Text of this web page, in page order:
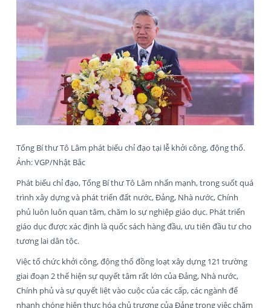
Tổng Bí thư Tô Lâm phát biểu chỉ đạo tại lễ khởi công, động thổ.
Ảnh: VGP/Nhật Bắc
Phát biểu chỉ đạo, Tổng Bí thư Tô Lâm nhấn mạnh, trong suốt quá
trình xây dựng và phát triển đất nước, Đảng, Nhà nước, Chính
phủ luôn luôn quan tâm, chăm lo sự nghiệp giáo dục. Phát triển
giáo dục được xác định là quốc sách hàng đầu, ưu tiên đầu tư cho
tương lai dân tộc.
Việc tổ chức khởi công, động thổ đồng loạt xây dựng 121 trường
giai đoạn 2 thể hiện sự quyết tâm rất lớn của Đảng, Nhà nước,
Chính phủ và sự quyết liệt vào cuộc của các cấp, các ngành để
nhanh chóng hiện thực hóa chủ trương của Đảng trong việc chăm